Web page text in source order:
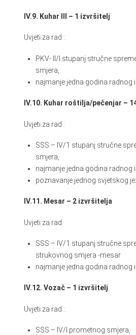
IV.9. Kuhar III – 1 izvršitelj
Uvjeti za rad :
PKV- II/I stupanj stručne
smjera,
najmanje jedna godina radnog
IV.10. Kuhar roštilja/pečenjar –
Uvjeti za rad :
SSS – IV/1 stupanj stručne
smjera,
najmanje jedna godina radnog
poznavanje jednog svjetskog
IV.11. Mesar – 2 izvršitelja
Uvjeti za rad:
SSS – IV/1 stupanj stručne
strukovnog smjera -mesar
najmanje jedna godina radnog
IV.12. Vozač – 1 izvršitelj
Uvjeti za rad :
SSS – IV/I prometnog smjera,